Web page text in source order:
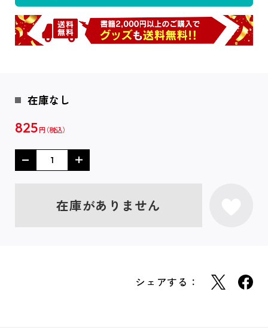
在庫なし
825 円
在庫がありません
シェアする：